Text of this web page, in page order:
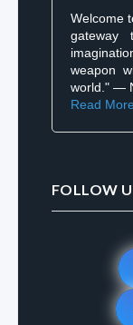
Welcome
weapon
world." —
Read
FOLLOW